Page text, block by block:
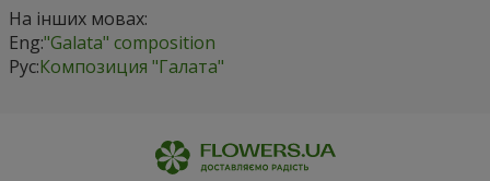
На інших мовах:
Eng:"Galata" composition
Рус:Композиция "Галата"